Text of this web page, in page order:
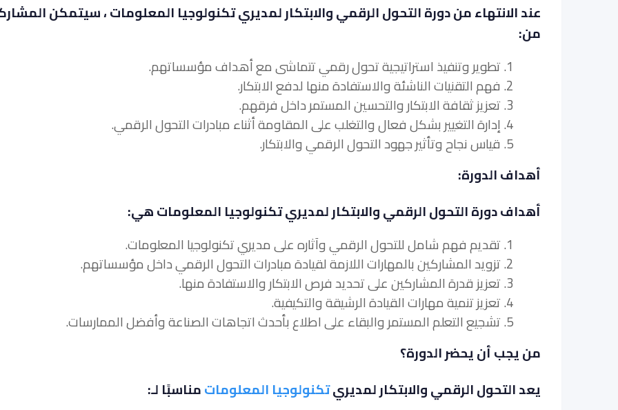
عند الانتهاء من دورة التحول الرقمي والابتكار لمديري تكنولوجيا المعلومات ، سيتمكن
من:
1. تطوير وتنفيذ استراتيجية تحول رقمي تتماشى مع أهداف مؤسساتهم.
2. فهم التقنيات الناشئة والاستفادة منها لدفع الابتكار.
3. تعزيز ثقافة الابتكار والتحسين المستمر داخل فرقهم.
4. إدارة التغيير بشكل فعال والتغلب على المقاومة أثناء مبادرات التحول الرقمي.
5. قياس نجاح وتأثير جهود التحول الرقمي والابتكار.
أهداف الدورة:
أهداف دورة التحول الرقمي والابتكار لمديري تكنولوجيا المعلومات هي:
1. تقديم فهم شامل للتحول الرقمي وآثاره على مديري تكنولوجيا المعلومات.
2. تزويد المشاركين بالمهارات اللازمة لقيادة مبادرات التحول الرقمي داخل مؤسساتهم.
3. تعزيز قدرة المشاركين على تحديد فرص الابتكار والاستفادة منها.
4. تعزيز تنمية مهارات القيادة الرشيقة والتكيفية.
5. تشجيع التعلم المستمر والبقاء على اطلاع بأحدث اتجاهات الصناعة وأفضل الممارسات.
من يجب أن يحضر الدورة؟
يعد التحول الرقمي والابتكار لمديريتكنولوجيا المعلوماتمناسبًا لـ: